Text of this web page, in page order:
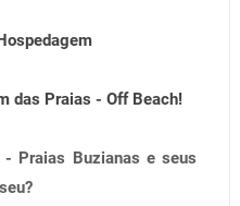
das Praias - Off Beach!
- Praias Buzianas e seus